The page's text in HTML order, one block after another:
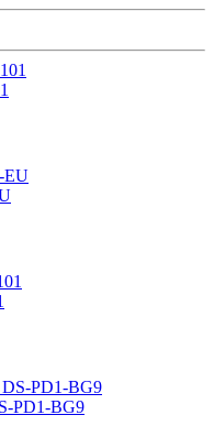
PD1-BG9